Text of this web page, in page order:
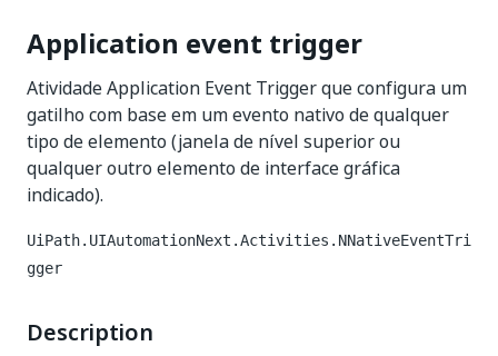
Application event trigger
Atividade Application Event Trigger que configura um
gatilho com base em um evento nativo de qualquer
tipo de elemento (janela de nível superior ou
qualquer outro elemento de interface gráfica
indicado).
UiPath.UIAutomationNext.Activities.NNativeEventTri
gger
Description